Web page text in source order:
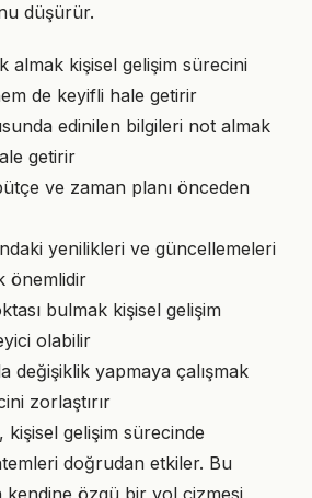
düşürür.
almak kişisel gelişim sürecini
de keyifli hale getirir
edinilen bilgileri not almak
getirir
ve zaman planı önceden
yenilikleri ve güncellemeleri
önemlidir
bulmak kişisel gelişim
olabilir
değişiklik yapmaya çalışmak
zorlaştırır
kişisel gelişim sürecinde
doğrudan etkiler. Bu
özgü bir yol çizmesi